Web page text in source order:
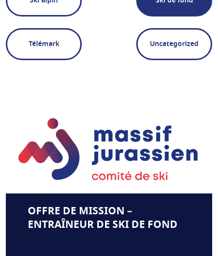
Télémark Uncategorized
OFFRE DE MISSION –
ENTRAÎNEUR DE SKI DE FOND